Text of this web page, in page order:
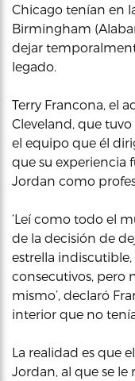
Chicago tenían en
Birmingham
dejar
legado.
Terry Francona, el
Cleveland, que
el equipo que él
que su experiencia
Jordan como
‘Leí como todo el
de la decisión de
estrella
consecutivos, pero
mismo’, declaró
interior que no tenía
La realidad es que
Jordan, al que se